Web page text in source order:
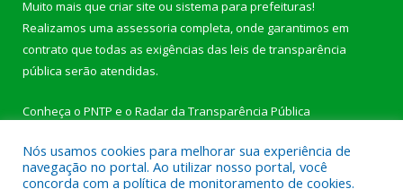
Muito mais que criar site ou sistema para prefeituras!
Realizamos uma assessoria completa, onde garantimos em
contrato que todas as exigências das leis de transparência
pública serão atendidas.
Conheça o PNTP e o Radar da Transparência Pública
Nós usamos cookies para melhorar sua experiência de
navegação no portal. Ao utilizar nosso portal, você
concorda com a política de monitoramento de cookies.